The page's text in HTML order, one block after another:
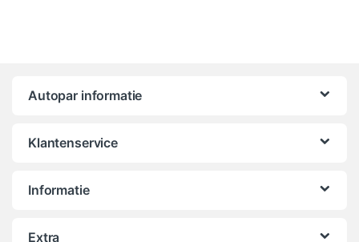
Autopar informatie
Klantenservice
Informatie
Extra